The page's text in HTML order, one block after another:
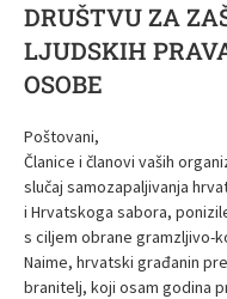
DRUŠTVU ZA
LJUDSKIH
OSOBE
Poštovani,
Članice i članovi vaših
slučaj samozapaljivanja
i Hrvatskoga sabora,
s ciljem obrane gramzljivo-
Naime, hrvatski građanin
branitelj, koji osam godina